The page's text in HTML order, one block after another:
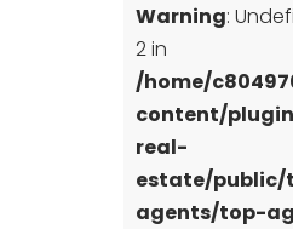
Warning:
2 in
/home/
content/
real-
estate/
agents/top-